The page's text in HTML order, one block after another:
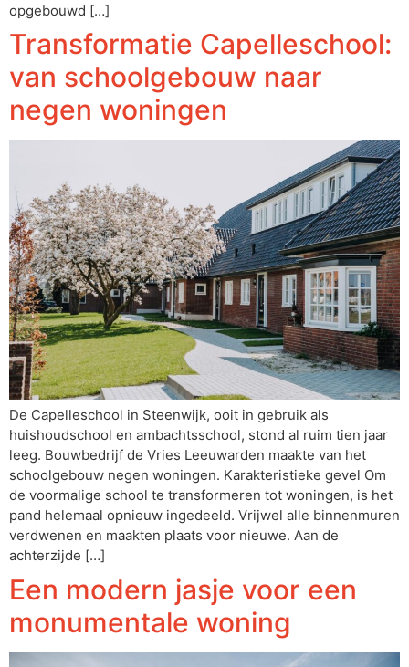
opgebouwd […]
Transformatie Capelleschool:
van schoolgebouw naar
negen woningen
De Capelleschool in Steenwijk, ooit in gebruik als
huishoudschool en ambachtsschool, stond al ruim tien jaar
leeg. Bouwbedrijf de Vries Leeuwarden maakte van het
schoolgebouw negen woningen. Karakteristieke gevel Om
de voormalige school te transformeren tot woningen, is het
pand helemaal opnieuw ingedeeld. Vrijwel alle binnenmuren
verdwenen en maakten plaats voor nieuwe. Aan de
achterzijde […]
Een modern jasje voor een
monumentale woning